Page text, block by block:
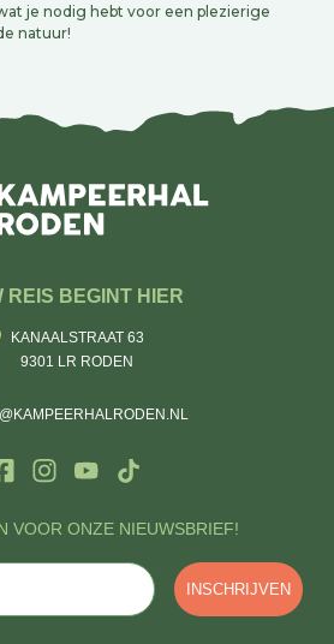
je nodig hebt voor een plezierige
natuur!
VOOR ONZE NIEUWSBRIEF!
INSCHRIJVEN
REIS BEGINT HIER
KANAALSTRAAT 63
9301 LR RODEN